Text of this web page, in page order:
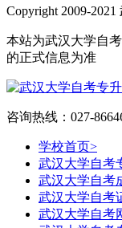
Copyright 2009-
本站为武汉大学自
的正式信息为准
咨询热线：027-
学校首页>
武汉大学自考
武汉大学自考
武汉大学自考
武汉大学自考